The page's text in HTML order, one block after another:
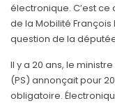
électronique. C’est
de la Mobilité
question de la
Il y a 20 ans, le
(PS) annonçait pour
obligatoire.